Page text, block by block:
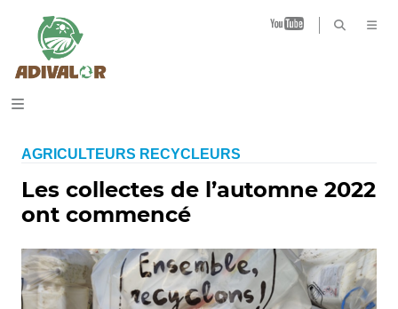
B
AGRICULTEURS RECYCLEURS
Les collectes de l’automne 2022
ont commencé